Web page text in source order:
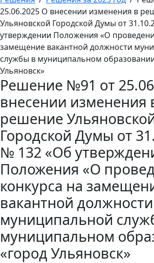
25.06.2025 О внесении изменения в
Ульяновской Городской Думы от
утверждении Положения «О
замещение вакантной должности
службы в муниципальном
Ульяновск»
Решение №91 от
внесении изменения
решение
Городской Думы от
№ 132 «Об
Положения «О
конкурса на
вакантной должности
муниципальной
муниципальном
«город Ульяновск»